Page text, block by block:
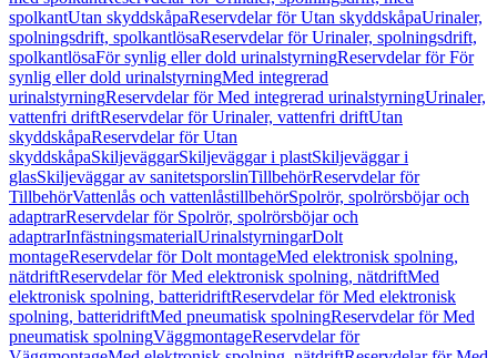
spolkantUtan skyddskåpaReservdelar för Utan skyddskåpaUrinaler,
spolningsdrift, spolkantlösaReservdelar för Urinaler, spolningsdrift,
spolkantlösaFör synlig eller dold urinalstyrningReservdelar för För
synlig eller dold urinalstyrningMed integrerad
urinalstyrningReservdelar för Med integrerad urinalstyrningUrinaler,
vattenfri driftReservdelar för Urinaler, vattenfri driftUtan
skyddskåpaReservdelar för Utan
skyddskåpaSkiljeväggarSkiljeväggar i plastSkiljeväggar i
glasSkiljeväggar av sanitetsporslinTillbehörReservdelar för
TillbehörVattenlås och vattenlåstillbehörSpolrör, spolrörsböjar och
adaptrarReservdelar för Spolrör, spolrörsböjar och
adaptrarInfästningsmaterialUrinalstyrningarDolt
montageReservdelar för Dolt montageMed elektronisk spolning,
nätdriftReservdelar för Med elektronisk spolning, nätdriftMed
elektronisk spolning, batteridriftReservdelar för Med elektronisk
spolning, batteridriftMed pneumatisk spolningReservdelar för Med
pneumatisk spolningVäggmontageReservdelar för